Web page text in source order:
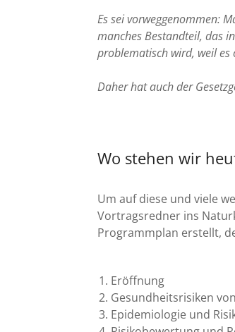
Es sei vorweggenommen:
manches Bestandteil, das
problematisch wird, weil
Daher hat auch der
Wo stehen wir
Um auf diese und viele
Vortragsredner ins
Programmplan erstellt,
Eröffnung
Gesundheitsrisiken
Epidemiologie und